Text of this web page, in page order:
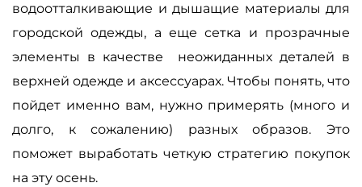
водоотталкивающие и дышащие материалы для
городской одежды, а еще сетка и прозрачные
элементы в качестве неожиданных деталей в
верхней одежде и аксессуарах. Чтобы понять, что
пойдет именно вам, нужно примерять (много и
долго, к сожалению) разных образов. Это
поможет выработать четкую стратегию покупок
на эту осень.